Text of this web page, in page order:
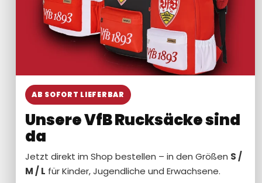
AB SOFORT LIEFERBAR
Unsere VfB Rucksäcke sind
da
Jetzt direkt im Shop bestellen – in den Größen S /
M / L für Kinder, Jugendliche und Erwachsene.